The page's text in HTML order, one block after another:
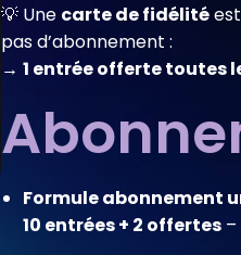
💡 Une carte de fidélité
pas d’abonnement :
→1 entrée offerte toutes
Formule abonnement
10 entrées + 2 offertes –